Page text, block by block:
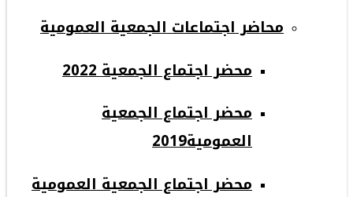
محاضر اجتماعات الجمعية العمومية
محضر اجتماع الجمعية 2022
محضر اجتماع الجمعية
العمومية2019
محضر اجتماع الجمعية العمومية